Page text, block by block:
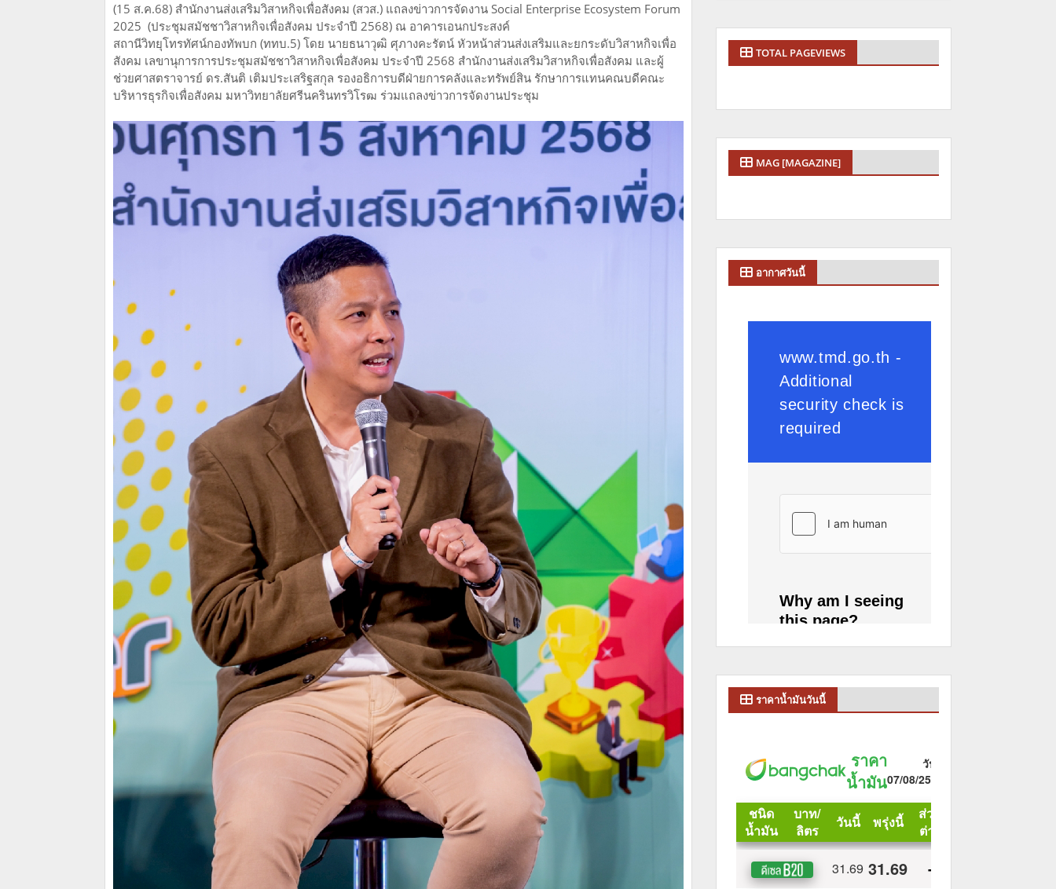
(15 ส.ค.68) สำนักงานส่งเสริมวิสาหกิจเพื่อสังคม (สวส.) แถลงข่าวการจัดงาน Social Enterprise Ecosystem Forum
2025 (ประชุมสมัชชาวิสาหกิจเพื่อสังคม ประจำปี 2568) ณ อาคารเอนกประสงค์
สถานีวิทยุโทรทัศน์กองทัพบก (ททบ.5) โดย นายธนาวุฒิ ศุภางคะรัตน์ หัวหน้าส่วนส่งเสริมและยกระดับวิสาหกิจเพื่อ
สังคม เลขานุการการประชุมสมัชชาวิสาหกิจเพื่อสังคม ประจำปี 2568 สำนักงานส่งเสริมวิสาหกิจเพื่อสังคม และผู้
ช่วยศาสตราจารย์ ดร.สันติ เติมประเสริฐสกุล รองอธิการบดีฝ่ายการคลังและทรัพย์สิน รักษาการแทนคณบดีคณะ
บริหารธุรกิจเพื่อสังคม มหาวิทยาลัยศรีนครินทรวิโรฒ ร่วมแถลงข่าวการจัดงานประชุม
TOTAL PAGEVIEWS
MAG [MAGAZINE]
อากาศวันนี้
ราคาน้ำมันวันนี้